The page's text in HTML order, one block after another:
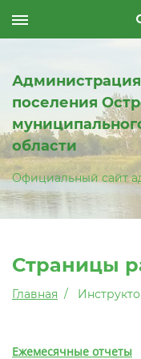
поселения
области
Официальный сайт
Страницы
Главная
Ежемесячные отчеты